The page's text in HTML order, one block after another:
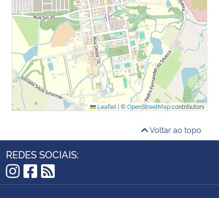
Leaflet | ©OpenStreetMapcontributors
Voltar ao topo
REDES SOCIAIS:
Instagram
Facebook
RSS